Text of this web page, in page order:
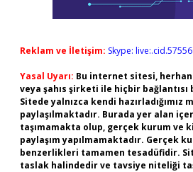
Reklam ve İletişim: Skype:
Yasal Uyarı: Bu internet sitesi,
veya şahıs şirketi ile hiçbir
Sitede yalnızca kendi hazırladığımız
paylaşılmaktadır. Burada yer alan
taşımamakta olup, gerçek kurum ve
paylaşım yapılmamaktadır. Gerçek
benzerlikleri tamamen tesadüfidir.
taslak halindedir ve tavsiye niteliği